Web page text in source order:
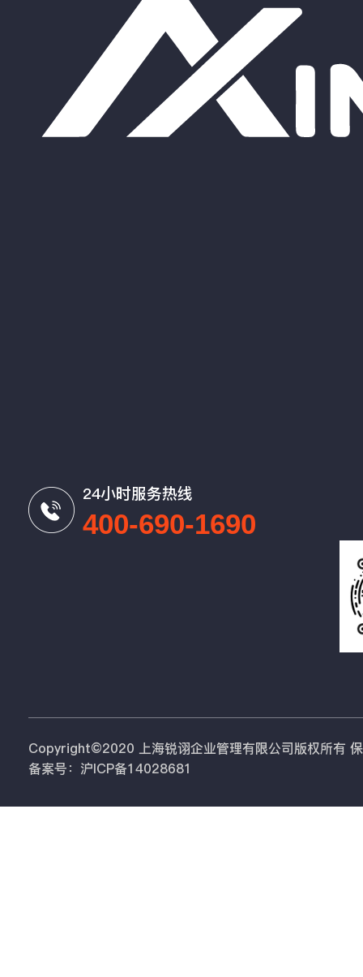
24小时服务热线
400-690-1690
Copyright©2020 上海锐诩企业管理有限公司版权所有
备案号：沪ICP备14028681